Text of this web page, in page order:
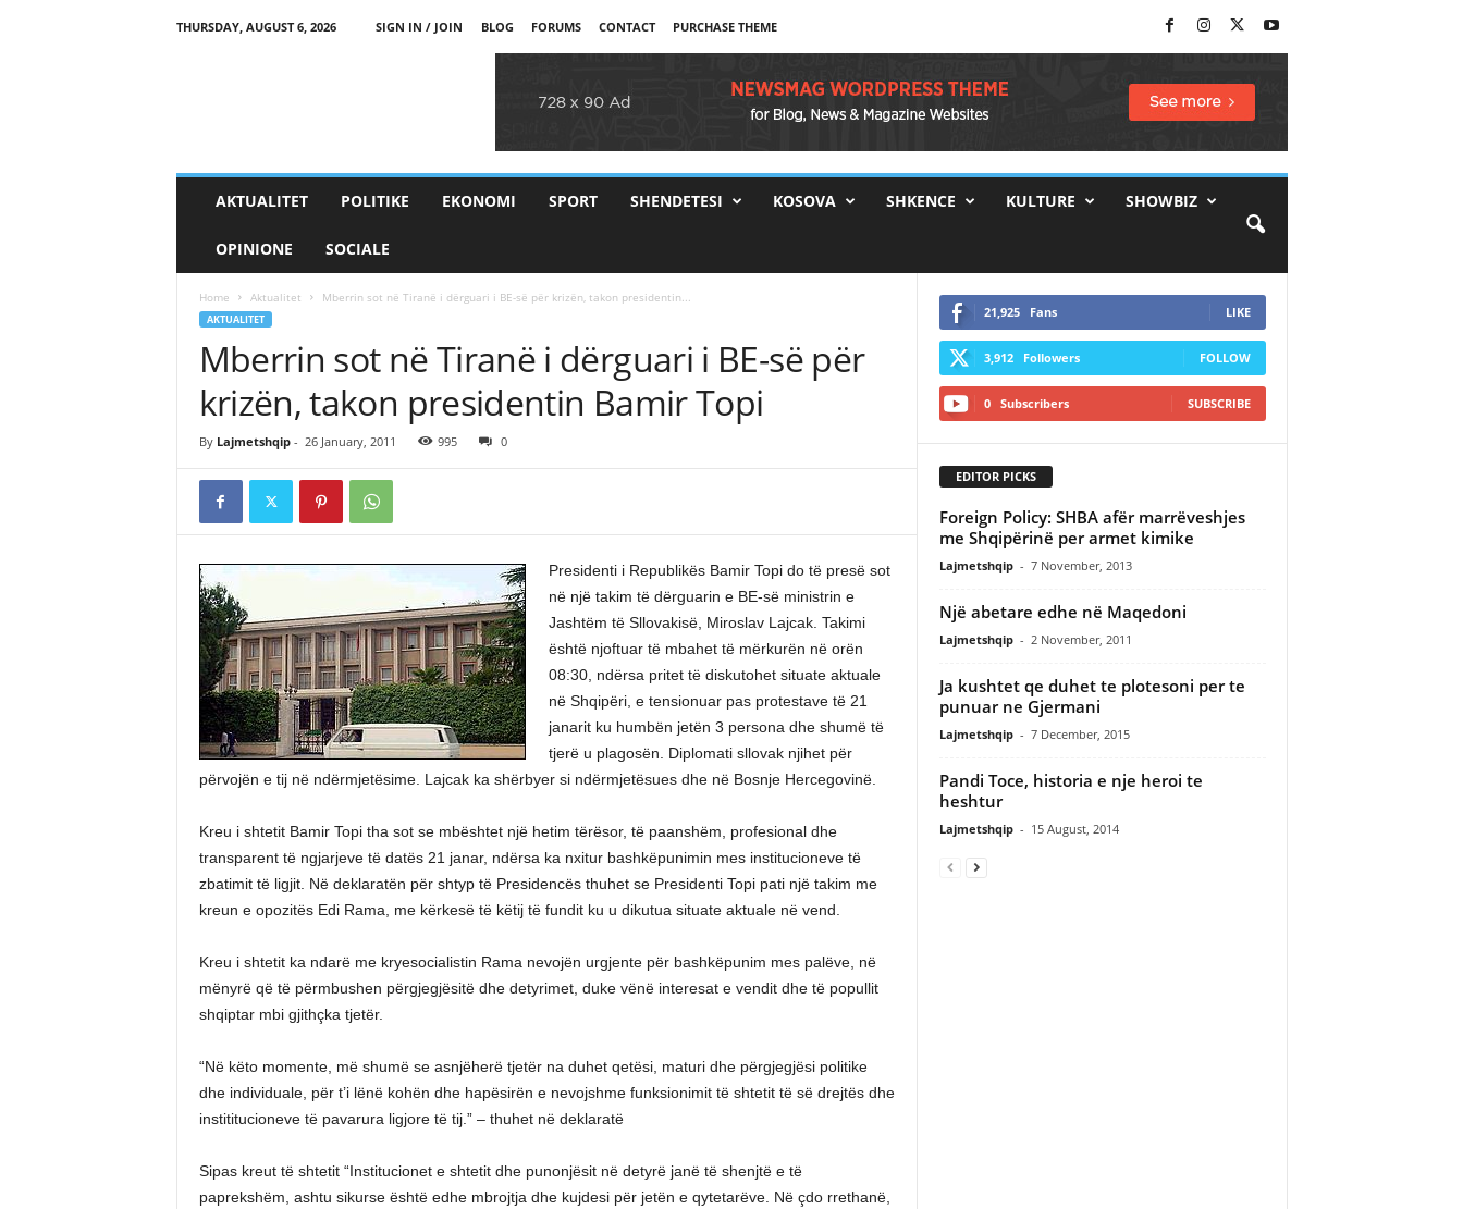
THURSDAY, AUGUST 6, 2026 SIGN IN / JOIN BLOG FORUMS CONTACT PURCHASE THEME
AKTUALITET POLITIKE EKONOMI SPORT SHENDETESI KOSOVA SHKENCE KULTURE SHOWBIZ
OPINIONE SOCIALE
Home Aktualitet Mberrin sot në Tiranë i dërguari i BE-së për krizën, takon presidentin...
AKTUALITET
Mberrin sot në Tiranë i dërguari i BE-së për
krizën, takon presidentin Bamir Topi
By Lajmetshqip- 26 January, 2011 995 0
Presidenti i Republikës Bamir Topi do të presë sot
në një takim të dërguarin e BE-së ministrin e
Jashtëm të Sllovakisë, Miroslav Lajcak. Takimi
është njoftuar të mbahet të mërkurën në orën
08:30, ndërsa pritet të diskutohet situate aktuale
në Shqipëri, e tensionuar pas protestave të 21
janarit ku humbën jetën 3 persona dhe shumë të
tjerë u plagosën. Diplomati sllovak njihet për
përvojën e tij në ndërmjetësime. Lajcak ka shërbyer si ndërmjetësues dhe në Bosnje Hercegovinë.
Kreu i shtetit Bamir Topi tha sot se mbështet një hetim tërësor, të paanshëm, profesional dhe
transparent të ngjarjeve të datës 21 janar, ndërsa ka nxitur bashkëpunimin mes institucioneve të
zbatimit të ligjit. Në deklaratën për shtyp të Presidencës thuhet se Presidenti Topi pati një takim me
kreun e opozitës Edi Rama, me kërkesë të këtij të fundit ku u dikutua situate aktuale në vend.
Kreu i shtetit ka ndarë me kryesocialistin Rama nevojën urgjente për bashkëpunim mes palëve, në
mënyrë që të përmbushen përgjegjësitë dhe detyrimet, duke vënë interesat e vendit dhe të popullit
shqiptar mbi gjithçka tjetër.
“Në këto momente, më shumë se asnjëherë tjetër na duhet qetësi, maturi dhe përgjegjësi politike
dhe individuale, për t’i lënë kohën dhe hapësirën e nevojshme funksionimit të shtetit të së drejtës dhe
instititucioneve të pavarura ligjore të tij.” – thuhet në deklaratë
Sipas kreut të shtetit “Institucionet e shtetit dhe punonjësit në detyrë janë të shenjtë e të
paprekshëm, ashtu sikurse është edhe mbrojtja dhe kujdesi për jetën e qytetarëve. Në çdo rrethanë,
21,925 Fans LIKE
3,912 Followers FOLLOW
0 Subscribers SUBSCRIBE
EDITOR PICKS
Foreign Policy: SHBA afër marrëveshjes
me Shqipërinë per armet kimike
Lajmetshqip - 7 November, 2013
Një abetare edhe në Maqedoni
Lajmetshqip - 2 November, 2011
Ja kushtet qe duhet te plotesoni per te
punuar ne Gjermani
Lajmetshqip - 7 December, 2015
Pandi Toce, historia e nje heroi te
heshtur
Lajmetshqip - 15 August, 2014